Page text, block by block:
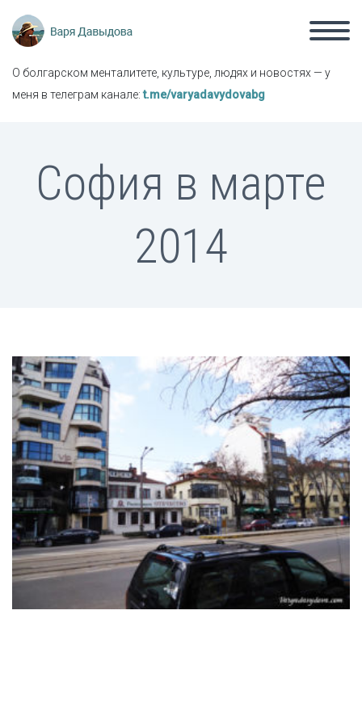
О болгарском менталитете, культуре, людях и новостях — у
меня в телеграм канале:t.me/varyadavydovabg
София в марте
2014